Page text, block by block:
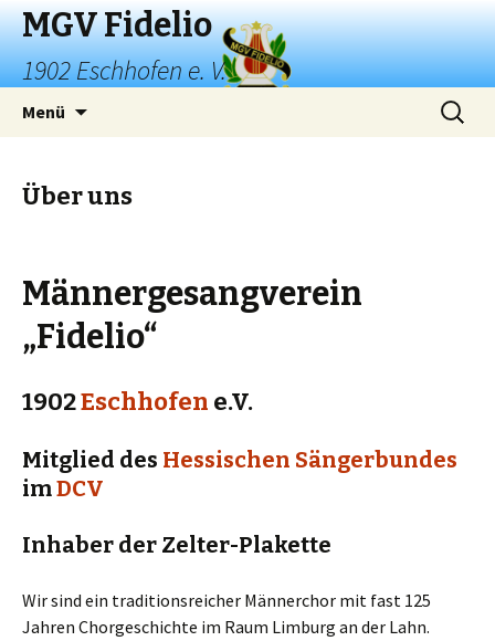
MGV Fidelio
1902 Eschhofen e. V.
Menü
Suchen
nach:
Über uns
Männergesangverein
„Fidelio“
1902Eschhofen e.V.
Mitglied des Hessischen Sängerbundes
imDCV
Inhaber der Zelter-Plakette
Wir sind ein traditionsreicher Männerchor mit fast 125
Jahren Chorgeschichte im Raum Limburg an der Lahn.